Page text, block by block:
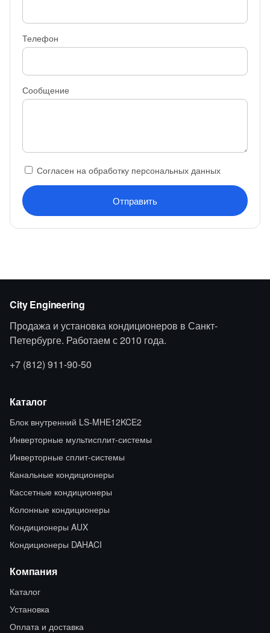
Телефон
Сообщение
Согласен на обработку персональных данных
Отправить
City Engineering
Продажа и установка кондиционеров в Санкт-
Петербурге. Работаем с 2010 года.
+7 (812) 911-90-50
Каталог
Блок внутренний LS-MHE12KCE2
Инверторные мультисплит-системы
Инверторные сплит-системы
Канальные кондиционеры
Кассетные кондиционеры
Колонные кондиционеры
Кондиционеры AUX
Кондиционеры DAHACI
Компания
Каталог
Установка
Оплата и доставка